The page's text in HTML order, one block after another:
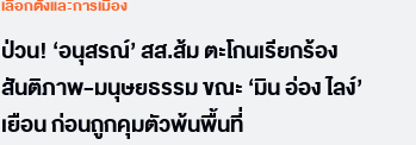
เลือกตั้งและการเมือง
ป่วน! ‘อนุสรณ์’ สส.ส้ม ตะโกนเรียกร้อง
สันติภาพ-มนุษยธรรม ขณะ ‘มิน อ่อง ไลง์’
เยือน ก่อนถูกคุมตัวพ้นพื้นที่